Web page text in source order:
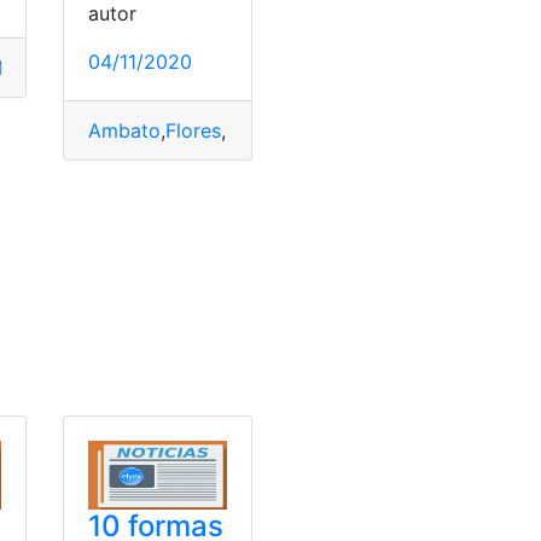
NASA Órbita,Tierra
autor
04/11/2020
Ambato,Flores,
10 formas